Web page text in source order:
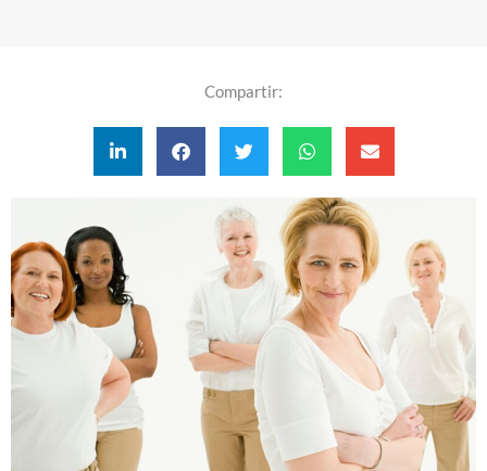
Compartir: